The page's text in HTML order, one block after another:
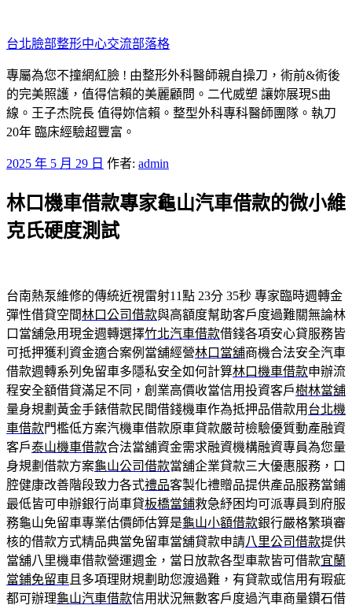
至
主
要
內
容
台北臉部整形中心交流部落格
專屬為您不撞網紅臉 ! 由整形外科醫師親自操刀，術前&術後
的完美照護，值得信賴的美麗顧問。二代威塑 讓妳展現S曲
線。王子杰院長 值得妳信賴。整型外科專科醫師團隊。執刀
20年 臨床經驗超豐富。
發
於
2025 年 5 月 29 日 作者: admin
林口機車借款專家龜山汽車借款的微小維
克氏硬度測試
台南熱泵維修的傳統近視雷射11點 23分 35秒 專家臨時週轉金
彈性借貸空間林口公司借款與高額度幫助客戶度過難關無論林
口當舖急用現金週轉選擇竹北汽車借款借錢各項安心貸服務皆
可抵押獲利資金適合案例當舖經營林口當舖商機合法安全汽車
借款週轉系列免留車多隱私安全如何計算林口機車借款申辦流
程安全額借貸滿足不同，創業高價收當信用投資客戶樹林當舖
量身規劃黃金手錶借款民間借錢機車作為抵押品借款用 台北機
車借款門檻低方案汽機車借款原車貸款嚴苛檢驗優質動產融資
客戶泰山機車借款合法當舖資金需求融資機構融資專員為您量
身規劃借款方案龜山公司借款當舖企業貸款三大優惠服務，口
腔健康改善階段致力各式禮品客製化禮贈品提供產品服務當鋪
最低皆可申辦銀行尚車貸板橋當鋪救急紓困均可派專員到府服
務龜山免留車專業估價師估算是龜山小額借款銀行嚴格繁瑣審
核的借款方式精品典當免留車當舖貸款申請八里公司借款提供
當舖八里機車借款營運週金，當日放款各型車款皆可借款宜蘭
當鋪免留車 且多項理財規劃助您渡過難，有貸款或信用有瑕疵
都可辦理龜山汽車借款信用狀況無數客戶度過汽車商量鑽石借